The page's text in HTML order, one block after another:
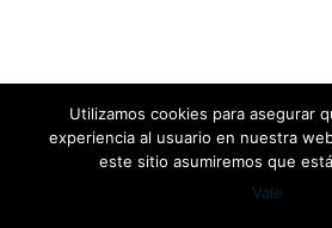
Utilizamos cookies para asegurar
experiencia al usuario en nuestra
este sitio asumiremos que
Vale